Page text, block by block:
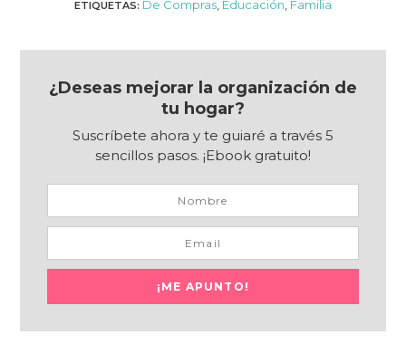
ETIQUETAS: De Compras, Educación Familia
¿Deseas mejorar la organización de
tu hogar?
Suscríbete ahora y te guiaré a través 5
sencillos pasos. ¡Ebook gratuito!